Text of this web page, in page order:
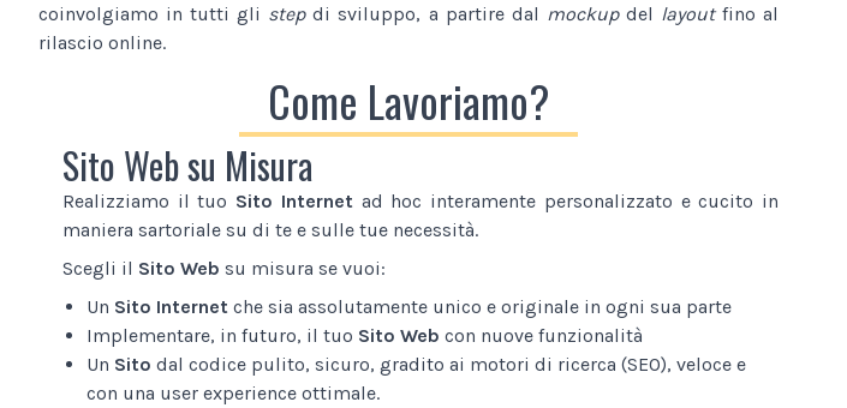
coinvolgiamo in tutti gli stepdi sviluppo, a partire dal mockupdel layoutfino al
rilascio online.
Come Lavoriamo?
Sito Web su Misura
Realizziamo il tuo Sito Internet ad hoc interamente personalizzato e cucito in
maniera sartoriale su di te e sulle tue necessità.
Scegli il Sito Web su misura se vuoi:
Un Sito Internet che sia assolutamente unico e originale in ogni sua parte
Implementare, in futuro, il tuo Sito Web con nuove funzionalità
Un Sito dal codice pulito, sicuro, gradito ai motori di ricerca (SEO), veloce e
con una user experience ottimale.